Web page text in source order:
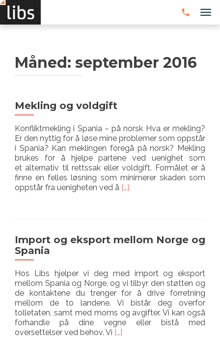
Måned: september 2016
Mekling og voldgift
Konfliktmekling i Spania – på norsk Hva er mekling?
Er den nyttig for å løse mine problemer som oppstår
i Spania? Kan meklingen foregå på norsk? Mekling
brukes for å hjelpe partene ved uenighet som
et alternativ til rettssak eller voldgift. Formålet er å
finne en felles løsning som minimerer skaden som
oppstår fra uenigheten ved å Les
[…]
Import og eksport mellom Norge og
Spania
Hos Libs hjelper vi deg med import og eksport
mellom Spania og Norge, og vi tilbyr den støtten og
de kontaktene du trenger for å drive forretning
mellom de to landene. Vi bistår deg overfor
tolletaten, samt med moms og avgifter. Vi kan også
forhandle på dine vegne eller bistå med
oversettelser ved behov. Vi Les
[…]